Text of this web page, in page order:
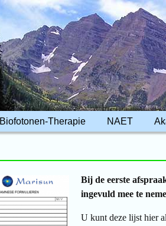
Biofotonen-Therapie NAET
Bij de eerste
ingevuld mee te
U kunt deze lijst hier